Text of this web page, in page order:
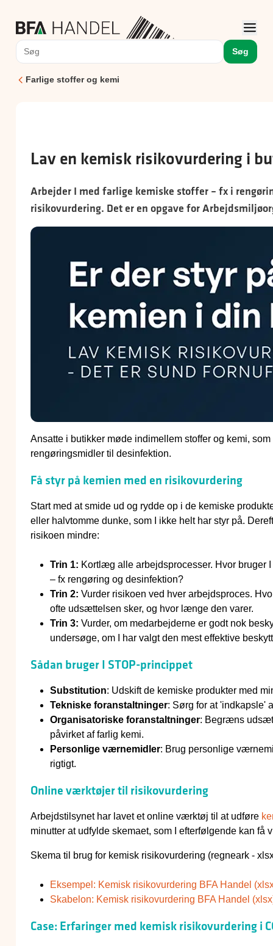
Søg
Farlige stoffer og kemi
Lav en kemisk risikovurdering i
Arbejder I med farlige kemiske stoffer – fx i
risikovurdering. Det er en opgave for
Ansatte i butikker møde indimellem stoffer og kemi,
rengøringsmidler til desinfektion.
Få styr på kemien med en risikovurdering
Start med at smide ud og rydde op i de kemiske
eller halvtomme dunke, som I ikke helt har styr på.
risikoen mindre:
Trin 1: Kortlæg alle arbejdsprocesser. Hvor bruger
– fx rengøring og desinfektion?
Trin 2: Vurder risikoen ved hver arbejdsproces.
ofte udsættelsen sker, og hvor længe den varer.
Trin 3: Vurder, om medarbejderne er godt nok
undersøge, om I har valgt den mest effektive
Sådan bruger I STOP-princippet
Substitution: Udskift de kemiske produkter med
Tekniske foranstaltninger: Sørg for at 'indkapsle'
Organisatoriske foranstaltninger: Begræns
påvirket af farlig kemi.
Personlige værnemidler: Brug personlige
rigtigt.
Online værktøjer til risikovurdering
Arbejdstilsynet har lavet et online værktøj til at udføre
minutter at udfylde skemaet, som I efterfølgende kan få
Skema til brug for kemisk risikovurdering (regneark -
Eksempel: Kemisk risikovurdering BFA Handel
Skabelon: Kemisk risikovurdering BFA Handel
Case: Erfaringer med kemisk risikovurdering i